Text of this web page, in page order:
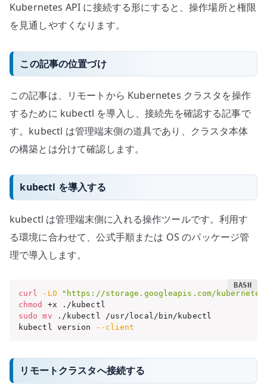
Kubernetes API に接続する形にすると、操作場所と権限
を見通しやすくなります。
この記事の位置づけ
この記事は、リモートから Kubernetes クラスタを操作
するために kubectl を導入し、接続先を確認する記事で
す。kubectl は管理端末側の道具であり、クラスタ本体
の構築とは分けて確認します。
kubectl を導入する
kubectl は管理端末側に入れる操作ツールです。利用す
る環境に合わせて、公式手順または OS のパッケージ管
理で導入します。
curl -LO
"https://storage.googleapis.com/
chmod
sudo
mv ./kubectl /usr/local/bin/kubectl
kubectl version
--client
リモートクラスタへ接続する